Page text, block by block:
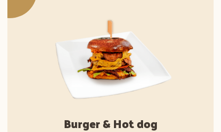
Burger & Hot dog